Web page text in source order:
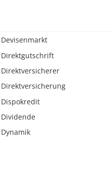
Devisenmarkt
Direktgutschrift
Direktversicherer
Direktversicherung
Dispokredit
Dividende
Dynamik